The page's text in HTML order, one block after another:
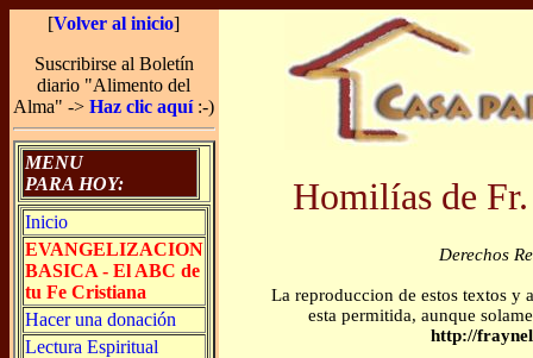
[Volver al inicio]
Suscribirse al Boletín
diario "Alimento del
Alma" ->Haz clic aquí:-)
MENU
PARA HOY:
Inicio
EVANGELIZACION
BASICA - El ABC de
tu Fe Cristiana
Hacer una donación
Lectura Espiritual
Homilías de
Derechos
La reproduccion de estos textos y
esta permitida, aunque
http://